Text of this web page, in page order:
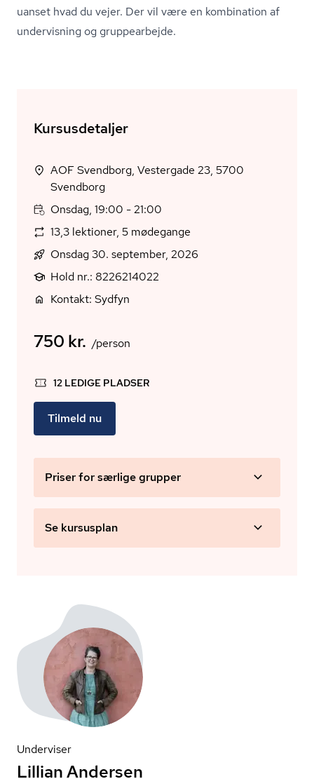
uanset hvad du vejer. Der vil være en kombination af
undervisning og gruppearbejde.
Kursusdetaljer
AOF Svendborg, Vestergade 23, 5700
Svendborg
Onsdag, 19:00 - 21:00
13,3 lektioner, 5 mødegange
Onsdag 30. september, 2026
Hold nr.: 8226214022
Kontakt: Sydfyn
750 kr. /person
12 LEDIGE PLADSER
Tilmeld nu
Priser for særlige grupper
Se kursusplan
Underviser
Lillian Andersen